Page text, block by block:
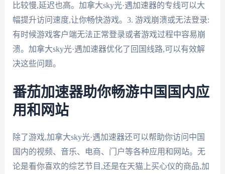
比较慢,延迟也高。加拿大sky光·遇加速器的专线可以大
幅提升访问速度,让你畅快游戏。3. 游戏崩溃或无法登录:
有时候游戏客户端无法正常登录或者游戏过程中容易崩
溃。加拿大sky光·遇加速器优化了回国线路,可以有效解
决这些问题。
番茄加速器助你畅游中国国内应
用和网站
除了游戏,加拿大sky光·遇加速器还可以帮助你访问中国
国内的视频、音乐、电商、门户等各种应用和网站。无
论是看你喜欢的综艺节目,还是在天猫上买心仪的商品,加